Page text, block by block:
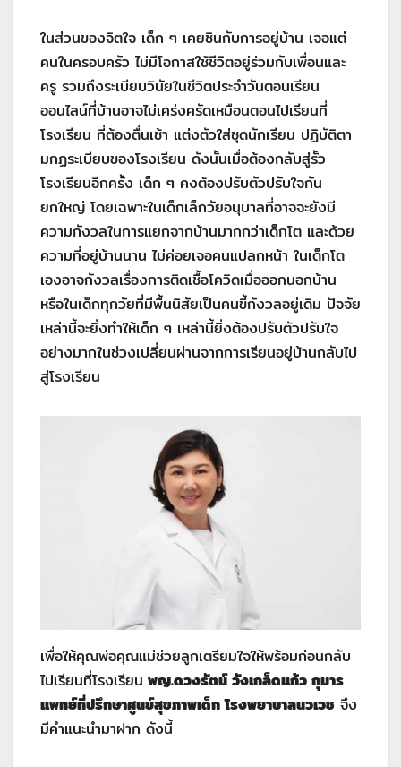
ในส่วนของจิตใจ เด็ก ๆ เคยชินกับการอยู่บ้าน เจอแต่
คนในครอบครัว ไม่มีโอกาสใช้ชีวิตอยู่ร่วมกับเพื่อนและ
ครู รวมถึงระเบียบวินัยในชีวิตประจำวันตอนเรียน
ออนไลน์ที่บ้านอาจไม่เคร่งครัดเหมือนตอนไปเรียนที่
โรงเรียน ที่ต้องตื่นเช้า แต่งตัวใส่ชุดนักเรียน ปฏิบัติตา
มกฏระเบียบของโรงเรียน ดังนั้นเมื่อต้องกลับสู่รั้ว
โรงเรียนอีกครั้ง เด็ก ๆ คงต้องปรับตัวปรับใจกัน
ยกใหญ่ โดยเฉพาะในเด็กเล็กวัยอนุบาลที่อาจจะยังมี
ความกังวลในการแยกจากบ้านมากกว่าเด็กโต และด้วย
ความที่อยู่บ้านนาน ไม่ค่อยเจอคนแปลกหน้า ในเด็กโต
เองอาจกังวลเรื่องการติดเชื้อโควิดเมื่อออกนอกบ้าน
หรือในเด็กทุกวัยที่มีพื้นนิสัยเป็นคนขี้กังวลอยู่เดิม ปัจจัย
เหล่านี้จะยิ่งทำให้เด็ก ๆ เหล่านี้ยิ่งต้องปรับตัวปรับใจ
อย่างมากในช่วงเปลี่ยนผ่านจากการเรียนอยู่บ้านกลับไป
สู่โรงเรียน
เพื่อให้คุณพ่อคุณแม่ช่วยลูกเตรียมใจให้พร้อมก่อนกลับ
ไปเรียนที่โรงเรียน พญ.ดวงรัตน์ วังเกล็ดแก้ว กุมาร
แพทย์ที่ปรึกษาศูนย์สุขภาพเด็ก โรงพยาบาลนวเวช จึง
มีคำแนะนำมาฝาก ดังนี้